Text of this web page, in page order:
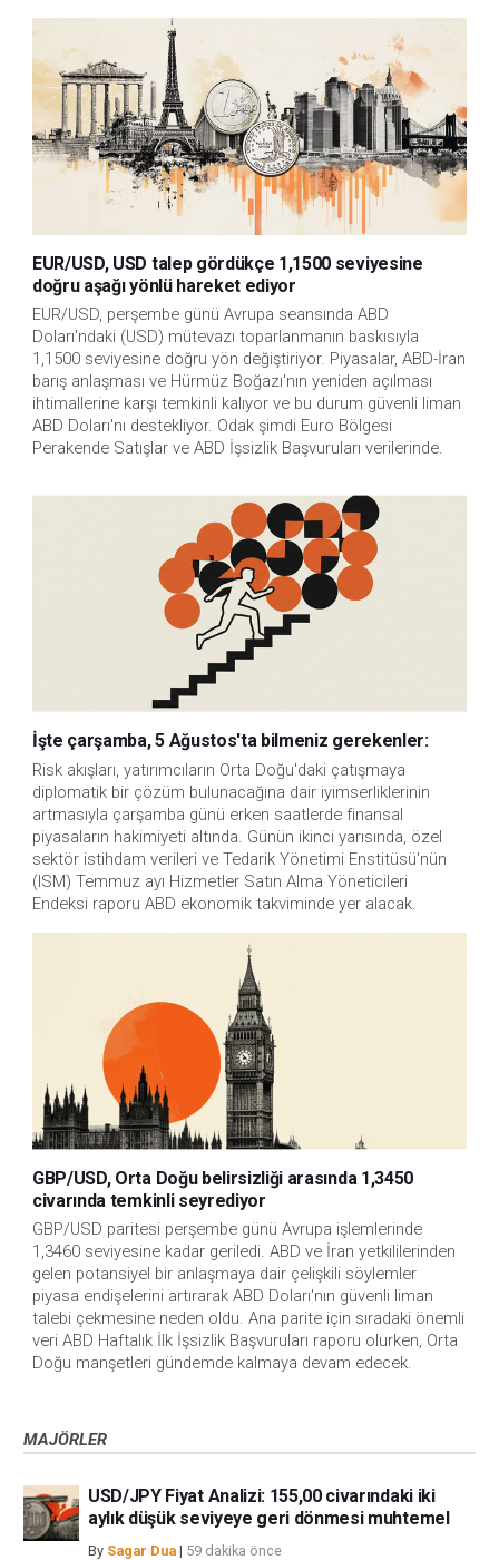
EUR/USD, USD talep gördükçe 1,1500 seviyesine
doğru aşağı yönlü hareket ediyor
EUR/USD, perşembe günü Avrupa seansında ABD
Doları'ndaki (USD) mütevazı toparlanmanın baskısıyla
1,1500 seviyesine doğru yön değiştiriyor. Piyasalar, ABD-İran
barış anlaşması ve Hürmüz Boğazı'nın yeniden açılması
ihtimallerine karşı temkinli kalıyor ve bu durum güvenli liman
ABD Doları'nı destekliyor. Odak şimdi Euro Bölgesi
Perakende Satışlar ve ABD İşsizlik Başvuruları verilerinde.
İşte çarşamba, 5 Ağustos'ta bilmeniz gerekenler:
Risk akışları, yatırımcıların Orta Doğu'daki çatışmaya
diplomatik bir çözüm bulunacağına dair iyimserliklerinin
artmasıyla çarşamba günü erken saatlerde finansal
piyasaların hakimiyeti altında. Günün ikinci yarısında, özel
sektör istihdam verileri ve Tedarik Yönetimi Enstitüsü'nün
(ISM) Temmuz ayı Hizmetler Satın Alma Yöneticileri
Endeksi raporu ABD ekonomik takviminde yer alacak.
GBP/USD, Orta Doğu belirsizliği arasında 1,3450
civarında temkinli seyrediyor
GBP/USD paritesi perşembe günü Avrupa işlemlerinde
1,3460 seviyesine kadar geriledi. ABD ve İran yetkililerinden
gelen potansiyel bir anlaşmaya dair çelişkili söylemler
piyasa endişelerini artırarak ABD Doları'nın güvenli liman
talebi çekmesine neden oldu. Ana parite için sıradaki önemli
veri ABD Haftalık İlk İşsizlik Başvuruları raporu olurken, Orta
Doğu manşetleri gündemde kalmaya devam edecek.
MAJÖRLER
USD/JPY Fiyat Analizi: 155,00 civarındaki iki
aylık düşük seviyeye geri dönmesi muhtemel
By Sagar Dua | 59 dakika önce